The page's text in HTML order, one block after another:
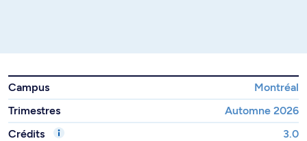
Campus
Montréal
Trimestres
Automne 2026
Crédits
3.0